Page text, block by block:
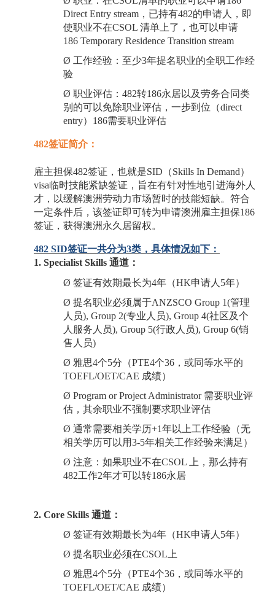
Direct Entry stream，已持有482的申请人，即
使职业不在CSOL 清单上了，也可以申请
186 Temporary Residence Transition stream
Ø 工作经验：至少3年提名职业的全职工作经
验
Ø 职业评估： 482转186永居以及劳务合同类
别的可以免除职业评估，一步到位（direct
entry）186需要职业评估
482签证简介：
雇主担保482签证，也就是SID（Skills In Demand）
visa临时技能紧缺签证，旨在有针对性地引进海外人
才，以缓解澳洲劳动力市场暂时的技能短缺。符合
一定条件后，该签证即可转为申请澳洲雇主担保186
签证，获得澳洲永久居留权。
482 SID签证一共分为3类，具体情况如下：
1. Specialist Skills 通道：
Ø 签证有效期最长为4年（HK申请人5年）
Ø 提名职业必须属于ANZSCO Group 1(管理
人员), Group 2(专业人员), Group 4(社区及个
人服务人员), Group 5(行政人员), Group 6(销
售人员)
Ø 雅思4个5分（PTE4个36，或同等水平的
TOEFL/OET/CAE 成绩）
Ø Program or Project Administrator 需要职业评
估，其余职业不强制要求职业评估
Ø 通常需要相关学历+1年以上工作经验（无
相关学历可以用3-5年相关工作经验来满足）
Ø 注意：如果职业不在CSOL 上，那么持有
482工作2年才可以转186永居
2. Core Skills 通道：
Ø 签证有效期最长为4年（HK申请人5年）
Ø 提名职业必须在CSOL上
Ø 雅思4个5分（PTE4个36，或同等水平的
TOEFL/OET/CAE 成绩）